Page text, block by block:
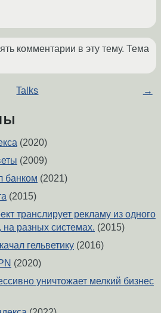
комментарии в эту тему. Тема
Talks →
(2020)
(2009)
банком (2021)
(2015)
транслирует рекламу из одного
на разных системах. (2015)
гельветику (2016)
(2020)
уничтожает мелкий бизнес